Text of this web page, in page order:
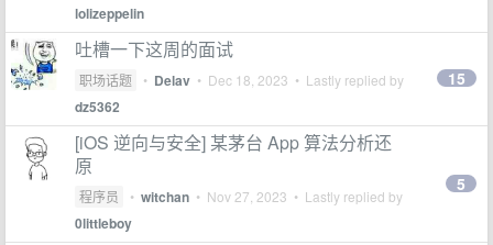
lolizeppelin
吐槽一下这周的面试
职场话题 • Delav • Dec 18, 2023 • Lastly replied by
dz5362
15
[iOS 逆向与安全] 某茅台 App 算法分析还
原
程序员 • witchan • Nov 27, 2023 • Lastly replied by
0littleboy
5